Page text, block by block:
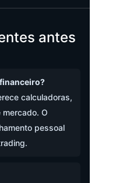
antes
calculadoras,
O
pessoal